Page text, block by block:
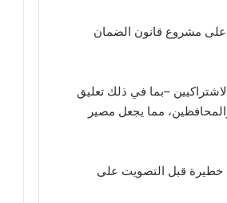
على مشروع قانون الضمان
–بما في ذلك تعليق
مما يجعل مصير
خطيرة قبل التصويت على